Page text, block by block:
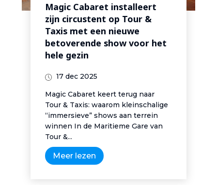
Magic Cabaret installeert
zijn circustent op Tour &
Taxis met een nieuwe
betoverende show voor het
hele gezin
17 dec 2025
Magic Cabaret keert terug naar
Tour & Taxis: waarom kleinschalige
“immersieve” shows aan terrein
winnen In de Maritieme Gare van
Tour &...
Meer lezen